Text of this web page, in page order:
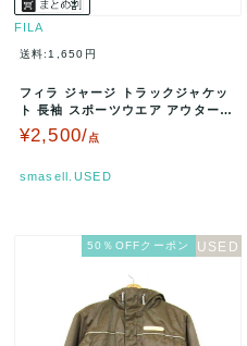
FILA
送料:1,650円
フィラ ジャージ トラックジャケッ
ト 長袖 スポーツウエア アウター
黒 レディース Mサイズ ブラ…
¥2,500/点
smasell.USED
50％OFFクーポン